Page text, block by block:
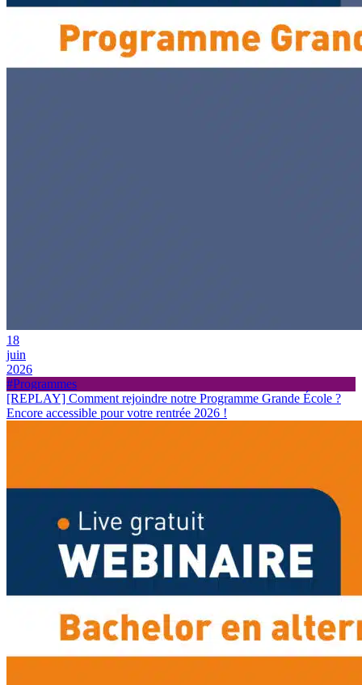
18
juin
2026
#Programmes
[REPLAY] Comment rejoindre notre Programme Grande École ?
Encore accessible pour votre rentrée 2026 !